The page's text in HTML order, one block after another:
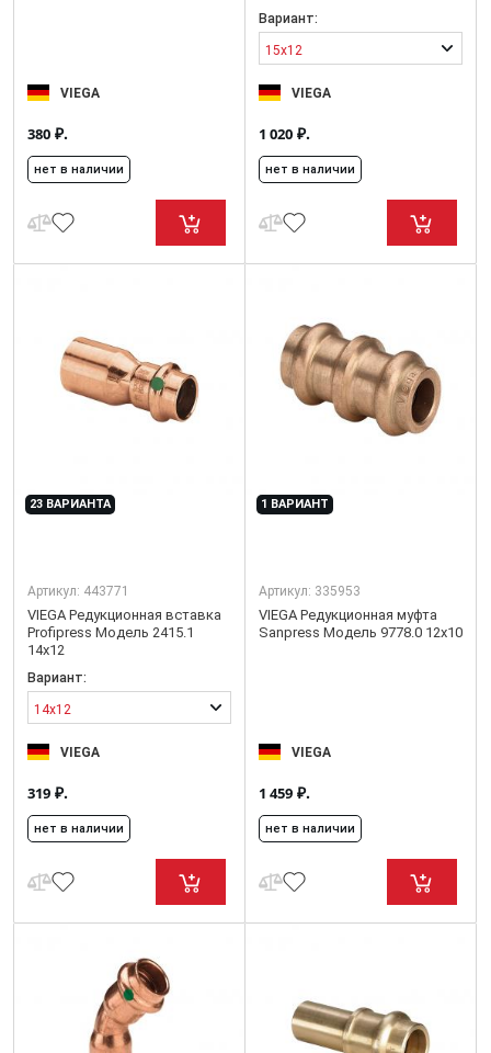
VIEGA
380 ₽.
нет в наличии
Вариант:
15x12
VIEGA
1 020 ₽.
нет в наличии
23 ВАРИАНТА
Артикул: 443771
VIEGA Редукционная вставка
Profipress Модель 2415.1
14x12
Вариант:
14x12
VIEGA
319 ₽.
нет в наличии
1 ВАРИАНТ
Артикул: 335953
VIEGA Редукционная муфта
Sanpress Модель 9778.0 12x10
VIEGA
1 459 ₽.
нет в наличии